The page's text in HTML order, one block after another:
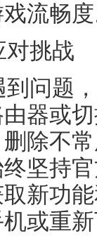
流畅
对挑战
问题
器或
除不
坚持
新功
或重